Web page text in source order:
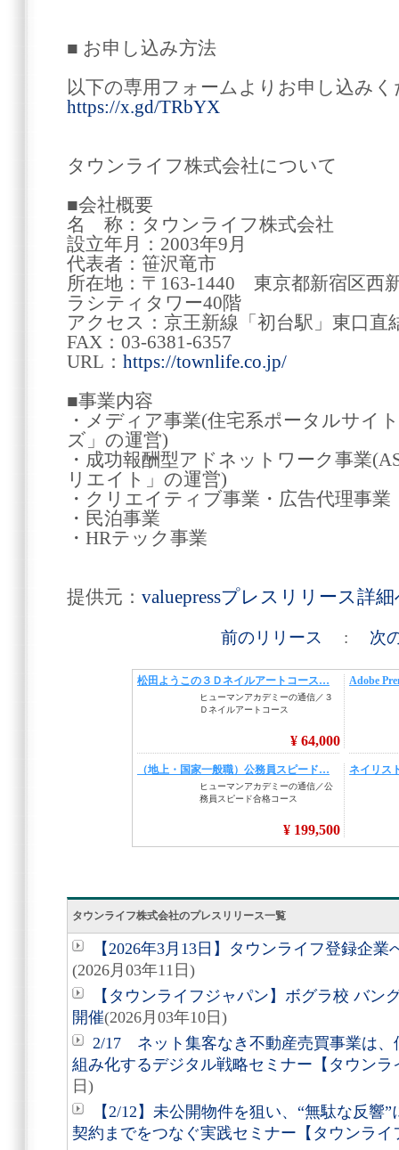
■ お申し込み方法
以下の専用フォームよりお申し込み
https://x.gd/TRbYX
タウンライフ株式会社について
■会社概要
名 称：タウンライフ株式会社
設立年月：2003年9月
代表者：笹沢竜市
所在地：〒163-1440 東京都新宿区西
ラシティタワー40階
アクセス：京王新線「初台駅」東口直
FAX：03-6381-6357
URL： https://townlife.co.jp/
■事業内容
・メディア事業(住宅系ポータルサイ
ズ」の運営)
・成功報酬型アドネットワーク事業
リエイト」の運営)
・クリエイティブ事
・民泊
・HRテック事業
提供元： valuepressプレスリリース詳
前のリリース : 次
タウンライフ株式会社のプレスリリース一覧
【2026年3月13日】タウンライフ登録企
(2026月03年11日)
【タウンライフジャパン】ボグラ校 バン
開催(2026月03年10日)
2/17 ネット集客なき不動産売買事業は、
組み化するデジタル戦略セミナー【タウンラ
日)
【2/12】未公開物件を狙い、“無駄な反響
契約までをつなぐ実践セミナー【タウンライ